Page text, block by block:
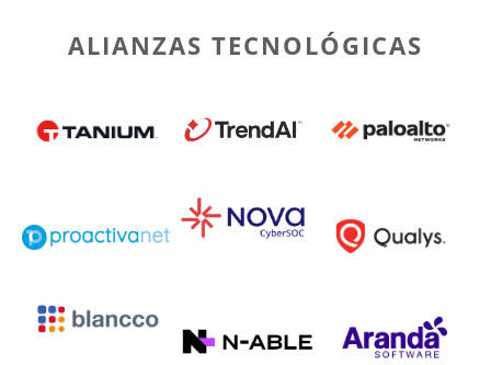
ALIANZAS TECNOLÓGICAS